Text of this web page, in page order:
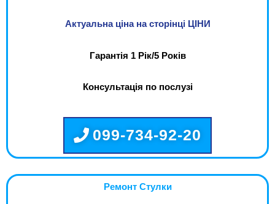
Актуальна ціна на сторінці ЦІНИ
Гарантія 1 Рік/5 Років
Консультація по послузі
099-734-92-20
Ремонт Стулки